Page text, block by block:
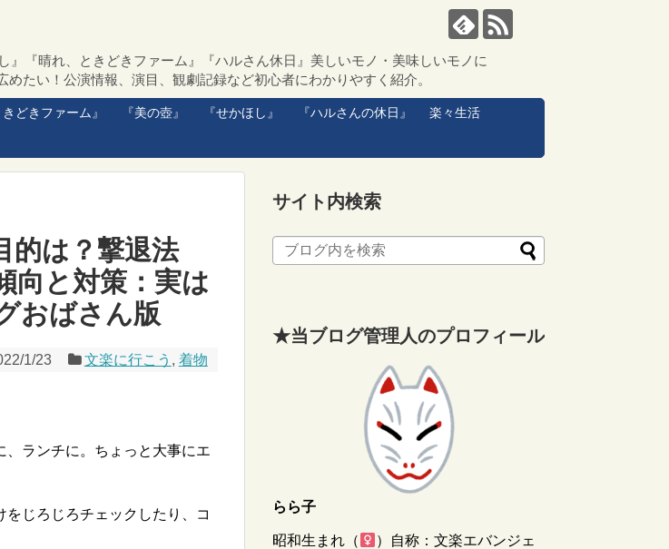
『晴れ、ときどきファーム』『ハルさん休日』美しいモノ・美味しいモノに
たい！公演情報、演目、観劇記録など初心者にわかりやすく紹介。
きどきファーム』 『美の壺』 『せかほし』 『ハルさんの休日』
楽々生活
的は？撃退法
向と対策：実は
おばさん版
1/23 文楽に行こう , 着物
ランチに。ちょっと大事にエ
じろじろチェックしたり、コ
サイト内検索
★当ブログ管理人のプロフィール
らら子
昭和生まれ（
）自称：文楽エバンジェ